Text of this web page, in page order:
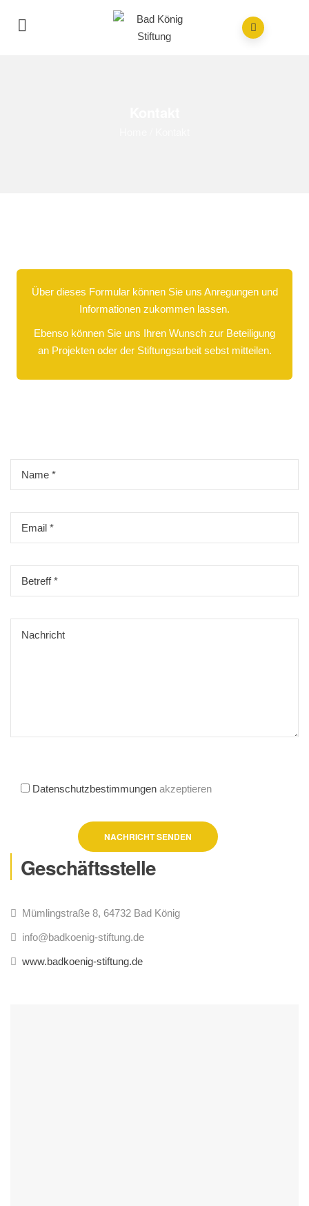
Über dieses Formular können Sie uns Anregungen und
Informationen zukommen lassen.
Ebenso können Sie uns Ihren Wunsch zur Beteiligung
an Projekten oder der Stiftungsarbeit sebst mitteilen.
Datenschutzbestimmungen akzeptieren
Geschäftsstelle
Mümlingstraße 8, 64732 Bad König
info@badkoenig-stiftung.de
www.badkoenig-stiftung.de